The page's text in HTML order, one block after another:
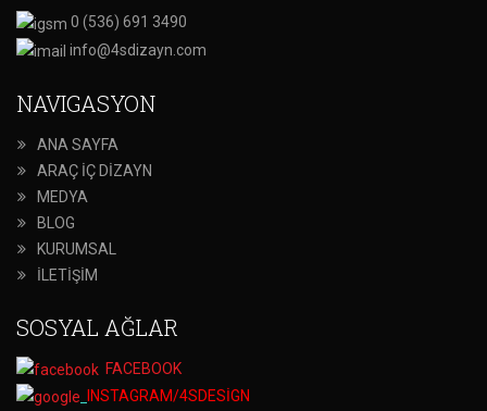
0 (536) 691 3490
info@4sdizayn.com
NAVIGASYON
ANA SAYFA
ARAÇ İÇ DİZAYN
MEDYA
BLOG
KURUMSAL
İLETİŞİM
SOSYAL AĞLAR
FACEBOOK
INSTAGRAM/4SDESİGN